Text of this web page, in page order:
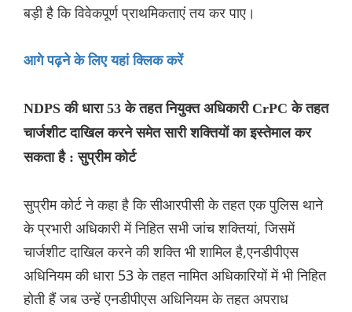
बड़ी है कि विवेकपूर्ण प्र‌ाथम‌िकताएं तय कर पाए।
आगे पढ़ने के लिए यहां क्लिक करें
NDPS की धारा 53 के तहत नियुक्त अधिकारी CrPC के तहत
चार्जशीट दाखिल करने समेत सारी शक्तियों का इस्तेमाल कर
सकता है : सुप्रीम कोर्ट
सुप्रीम कोर्ट ने कहा है कि सीआरपीसी के तहत एक पुलिस थाने
के प्रभारी अधिकारी में निहित सभी जांच शक्तियां, जिसमें
चार्जशीट दाखिल करने की शक्ति भी शामिल है,एनडीपीएस
अधिनियम की धारा 53 के तहत नामित अधिकारियों में भी निहित
होती हैं जब उन्हें एनडीपीएस अधिनियम के तहत अपराध